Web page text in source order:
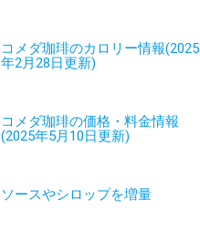
コメダ珈琲のカロリー情報(2025
年2月28日更新)
コメダ珈琲の価格・料金情報
(2025年5月10日更新)
ソースやシロップを増量